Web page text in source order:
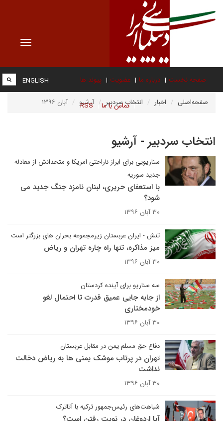
Toggle
صفحه نخست درباره ما عضویت پیوند ها
تماس با ما RSS
ENGLISH
صفحه‌اصلی اخبار انتخاب سردبیر آرشیو آبان ۱۳۹۶
انتخاب سردبیر - آرشیو
سناریویی برای ابراز ناراحتی امریکا و متحدانش از معادله
جدید سوریه
با استعفای حریری، لبنان نامزد جنگ جدید می
شود؟
۳۰ آبان ۱۳۹۶
تنش - ایران عربستان زیرمجموعه بحران های بزرگتر است
میز مذاکره، تنها راه چاره تهران و ریاض
۳۰ آبان ۱۳۹۶
سه سناریو برای آینده کردستان
از جابه جایی عمیق قدرت تا احتمال لغو
خودمختاری
۳۰ آبان ۱۳۹۶
دفاع حق مسلم یمن در مقابل عربستان
تهران در پرتاب موشک یمنی ها به ریاض دخالت
نداشت
۳۰ آبان ۱۳۹۶
شباهت‌های رئیس‌جمهور ترکیه با آتاترک